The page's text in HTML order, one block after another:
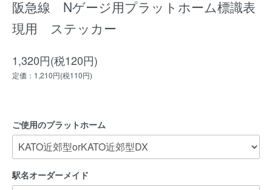
阪急線 Nゲージ用プラットホーム標識表
現用 ステッカー
1,320円(税120円)
定価：1,210円(税110円)
ご使用のプラットホーム
駅名オーダーメイド